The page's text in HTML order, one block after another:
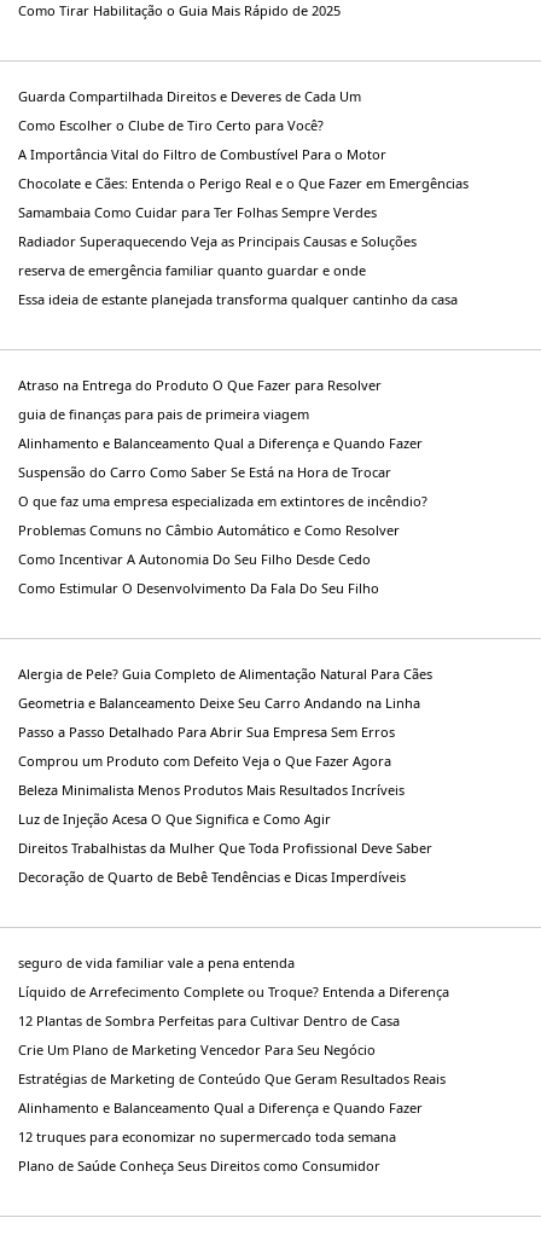
Como Tirar Habilitação o Guia Mais Rápido de 2025
Guarda Compartilhada Direitos e Deveres de Cada Um
Como Escolher o Clube de Tiro Certo para Você?
A Importância Vital do Filtro de Combustível Para o Motor
Chocolate e Cães: Entenda o Perigo Real e o Que Fazer em Emergências
Samambaia Como Cuidar para Ter Folhas Sempre Verdes
Radiador Superaquecendo Veja as Principais Causas e Soluções
reserva de emergência familiar quanto guardar e onde
Essa ideia de estante planejada transforma qualquer cantinho da casa
Atraso na Entrega do Produto O Que Fazer para Resolver
guia de finanças para pais de primeira viagem
Alinhamento e Balanceamento Qual a Diferença e Quando Fazer
Suspensão do Carro Como Saber Se Está na Hora de Trocar
O que faz uma empresa especializada em extintores de incêndio?
Problemas Comuns no Câmbio Automático e Como Resolver
Como Incentivar A Autonomia Do Seu Filho Desde Cedo
Como Estimular O Desenvolvimento Da Fala Do Seu Filho
Alergia de Pele? Guia Completo de Alimentação Natural Para Cães
Geometria e Balanceamento Deixe Seu Carro Andando na Linha
Passo a Passo Detalhado Para Abrir Sua Empresa Sem Erros
Comprou um Produto com Defeito Veja o Que Fazer Agora
Beleza Minimalista Menos Produtos Mais Resultados Incríveis
Luz de Injeção Acesa O Que Significa e Como Agir
Direitos Trabalhistas da Mulher Que Toda Profissional Deve Saber
Decoração de Quarto de Bebê Tendências e Dicas Imperdíveis
seguro de vida familiar vale a pena entenda
Líquido de Arrefecimento Complete ou Troque? Entenda a Diferença
12 Plantas de Sombra Perfeitas para Cultivar Dentro de Casa
Crie Um Plano de Marketing Vencedor Para Seu Negócio
Estratégias de Marketing de Conteúdo Que Geram Resultados Reais
Alinhamento e Balanceamento Qual a Diferença e Quando Fazer
12 truques para economizar no supermercado toda semana
Plano de Saúde Conheça Seus Direitos como Consumidor